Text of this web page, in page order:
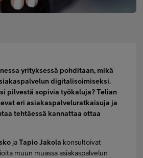
yrityksessä pohditaan, mikä
digitalisoimiseksi.
pilvestä sopivia työkaluja? Telian
eri asiakaspalveluratkaisuja ja
tehtäessä kannattaa ottaa
jaTapio Jakola konsultoivat
muun muassa asiakaspalvelun